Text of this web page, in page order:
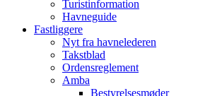
Turistinformation
Havneguide
Fastliggere
Nyt fra havnelederen
Takstblad
Ordensreglement
Amba
Bestyrelsesmøder